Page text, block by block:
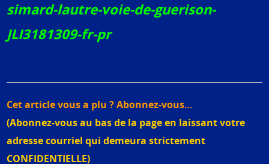
simard-lautre-voie-de-guerison-
JLI3181309-fr-pr
Cet article vous a plu ? Abonnez-vous…
(Abonnez-vous au bas de la page en laissant votre
adresse courriel qui demeura strictement
CONFIDENTIELLE)